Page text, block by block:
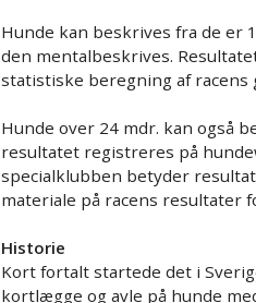
Hunde kan beskrives fra de er
den mentalbeskrives.
statistiske beregning af racens
Hunde over 24 mdr. kan også
resultatet registreres på
specialklubben betyder
materiale på racens resultater
Historie
Kort fortalt startede det i
kortlægge og avle på hunde